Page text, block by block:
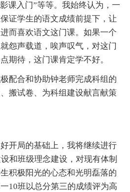
课入门”等等。我始终认为，一
证学生的语文成绩前提下，让
而喜欢语文这门课。如果一个
怨声载道，唉声叹气，对这门
期待，这门课肯定学不好。
配合和协助钟老师完成科组的
搬试卷、为科组建设献言献策
开局的基础上，我将继续进行
和班级理念建设，对现有体制
积极阳光的心态和光明磊落的
10班以总分第三的成绩评为高